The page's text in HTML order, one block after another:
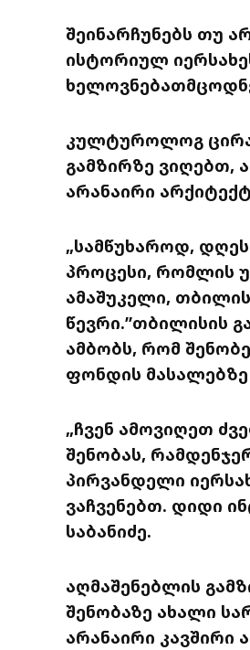
შეინარჩუნებს თუ
ისტორიულ
კულტუროლოგ ცირა
გამზირზე ვიღებთ,
არანაირი
„სამწუხაროდ,
პროცესი, რომლის
ამაშუკელი,
წევრი.”თბილისის
ამბობს, რომ
ფონდის
„ჩვენ ამოვიღეთ
შენობას,
პირვანდელი
ვაჩვენებთ. დიდი
საბანიძე.
აღმაშენებლის
შენობაზე ახალი
არანაირი კავშირი